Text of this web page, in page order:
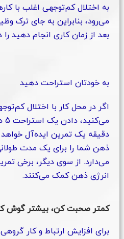
به اختلال کم‌توجهی اغلب با
می‌رود، بنابراین به جای ترک
بعد از زمان کاری انجام دهید
به خودتان استراحت دهید
اگر در محل کار با اختلال
ذهن شما را برای یک مدت
می‌دارد. از سوی دیگر، برخی
انرژی ذهن کمک می‌کنند.
کمتر صحبت کن، بیشتر گوش
برای افزایش ارتباط و کار